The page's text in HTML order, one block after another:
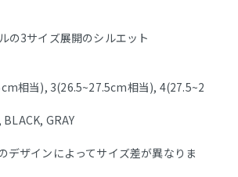
の3サイズ展開のシルエット
相当), 3(26.5~27.5cm相当), 4(27.5~2
GRAY
デザインによってサイズ差が異なりま